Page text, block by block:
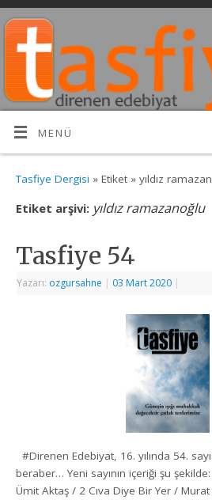
MENÜ
Tasfiye Dergisi » Etiket » yıldız
Etiket arşivi: yıldız ramazanoğlu
Tasfiye 54
Yazarı: ozgursahne | 03 Mart 2020 |
#Direnen Edebiyat, 16. yılında 54.
beraber… Yeni sayının içeriği şu
Ümit Aktaş / 2 Cıva Diye Bir Yer /